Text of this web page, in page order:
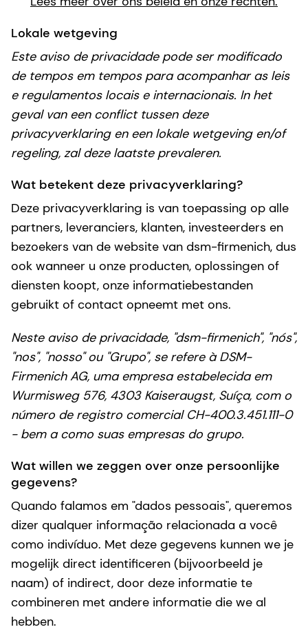
Lokale wetgeving
Este aviso de privacidade pode ser modificado
de tempos em tempos para acompanhar as leis
e regulamentos locais e internacionais. In het
geval van een conflict tussen deze
privacyverklaring en een lokale wetgeving en/of
regeling, zal deze laatste prevaleren.
Wat betekent deze privacyverklaring?
Deze privacyverklaring is van toepassing op alle
partners, leveranciers, klanten, investeerders en
bezoekers van de website van dsm-firmenich, dus
ook wanneer u onze producten, oplossingen of
diensten koopt, onze informatiebestanden
gebruikt of contact opneemt met ons.
Neste aviso de privacidade, "dsm-firmenich", "nós",
"nos", "nosso" ou "Grupo", se refere à DSM-
Firmenich AG, uma empresa estabelecida em
Wurmisweg 576, 4303 Kaiseraugst, Suíça, com o
número de registro comercial CH-400.3.451.111-0
- bem a como suas empresas do grupo.
Wat willen we zeggen over onze persoonlijke
gegevens?
Quando falamos em "dados pessoais", queremos
dizer qualquer informação relacionada a você
como indivíduo. Met deze gegevens kunnen we je
mogelijk direct identificeren (bijvoorbeeld je
naam) of indirect, door deze informatie te
combineren met andere informatie die we al
hebben.